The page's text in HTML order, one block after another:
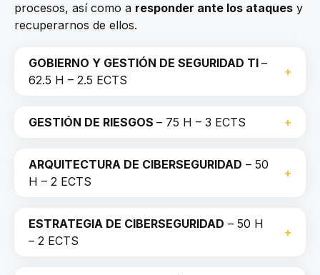
procesos, así como a responder ante los ataques y
recuperarnos de ellos.
GOBIERNO Y GESTIÓN DE SEGURIDAD TI –
62.5 H – 2.5 ECTS
GESTIÓN DE RIESGOS – 75 H – 3 ECTS
ARQUITECTURA DE CIBERSEGURIDAD – 50
H – 2 ECTS
ESTRATEGIA DE CIBERSEGURIDAD – 50 H
– 2 ECTS